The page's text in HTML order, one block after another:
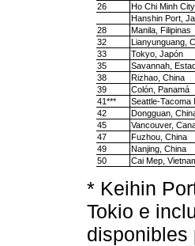
26
Ho Chi Minh
Hanshin Port,
28
Manila, Filipinas
32
Lianyunguang,
33
Tokyo, Japón
35
Savannah,
38
Rizhao, China
39
Colón, Panamá
41***
Seattle-Tacoma
42
Dongguan,
45
Vancouver,
47
Fuzhou, China
49
Nanjing, China
50
Cai Mep,
* Keihin
Tokio e
disponibles